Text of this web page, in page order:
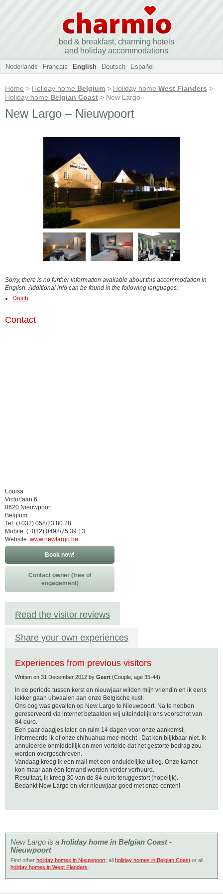
bed & breakfast, charming hotels
and holiday accommodations
Nederlands Français English Deutsch Español
Home > Holiday home Belgium > Holiday home West Flanders >
Holiday home Belgian Coast > New Largo
New Largo – Nieuwpoort
Sorry, there is no further information available about this accommodation in
English. Additional info can be found in the following languages:
Dutch
Contact
Louisa
Victorlaan 6
8620 Nieuwpoort
Belgium
Tel: (+032) 058/23.80.28
Mobile: (+032) 0498/75.39.13
Website: www.newlargo.be
Book now!
Contact owner (free of
engagement)
Read the visitor reviews
Share your own experiences
Experiences from previous visitors
Written on 31 December 2012 by Geert (Couple, age 35-44)
In de periode tussen kerst en nieuwjaar wilden mijn vriendin en ik eens
lekker gaan uitwaaien aan onze Belgische kust.
Ons oog was gevallen op New Largo te Nieuwpoort. Na te hebben
gereserveerd via internet betaalden wij uiteindelijk ons voorschot van
84 euro.
Een paar daagjes later, en ruim 14 dagen voor onze aankomst,
informeerde ik of onze chihuahua mee mocht . Dat kon blijkbaar niet. Ik
annuleerde onmiddellijk en men vertelde dat het gestorte bedrag zou
worden overgeschreven.
Vandaag kreeg ik een mail met een onduidelijke uitleg. Onze kamer
kon maar aan één iemand worden verder verhuurd.
Resultaat, ik kreeg 30 van de 84 euro teruggestort (hopelijk).
Bedankt New Largo en vier nieuwjaar goed met onze centen!
New Largo is a holiday home in Belgian Coast -
Nieuwpoort
Find other holiday homes in Nieuwpoort , all holiday homes in Belgian Coast or all
holiday homes in West Flanders